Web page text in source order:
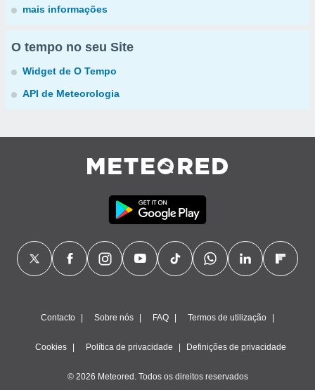
mais informações
O tempo no seu Site
Widget de O Tempo
API de Meteorologia
Contacto Sobre nós FAQ Termos de utilização
Cookies Política de privacidade Definições de privacidade
© 2026 Meteored. Todos os direitos reservados